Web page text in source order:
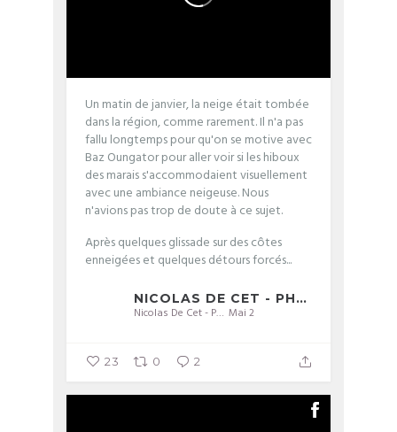
Un matin de janvier, la neige était tombée
dans la région, comme rarement. Il n'a pas
fallu longtemps pour qu'on se motive avec
Baz Oungator pour aller voir si les hiboux
des marais s'accommodaient visuellement
avec une ambiance neigeuse. Nous
n'avions pas trop de doute à ce sujet.
Après quelques glissade sur des côtes
enneigées et quelques détours forcés...
NICOLAS DE CET - PHOTOGRAPHIE
Nicolas De Cet - Photographie Mai 2
23 0 2